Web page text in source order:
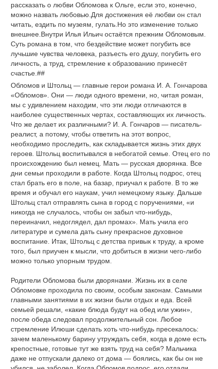
рассказать о любви Обломова к Ольге, если это, конечно,
можно назвать любовью.Для достижения её любви он стал
читать, ездить по музеям, гулать.Но это изменение только
внешнее.Внутри Илья Ильич остаётся прежним Обломовым.
Суть романа в том, что бездействие может погубить все
лучьшие чувства человека, разъесть его душу, погубить его
личность, а труд, стремление к образованию принесёт
счастье.##
Обломов и Штольц — главные герои романа И. А. Гончарова
«Обломов». Они — люди одного времени, но, читая роман,
мы с удивлением находим, что эти люди отличаются в
наиболее существенных чертах, составляющих их личность.
Что же делает их различными? И. А. Гончаров — писатель-
реалист, а потому, чтобы ответить на этот вопрос,
необходимо проследить, как складывается жизнь этих двух
героев. Штольц воспитывался в небогатой семье. Отец его по
происхождению был немец. Мать — русская дворянка. Все
дни семьи проходили в работе. Когда Штольц подрос, отец
стал брать его в поле, на базар, приучал к работе. В то же
время и обучал его наукам, учил немецкому языку. Дальше
Штольц стал отправлять сына в город с поручениями, «и
никогда не случалось, чтобы он забыл что-нибудь,
переиначил, недоглядел, дал промах». Мать учила его
литературе и сумела дать сыну прекрасное духовное
воспитание. Итак, Штольц с детства привык к труду, а кроме
того, был приучен к мысли, что добиться в жизни чего-либо
можно только упорным трудом.
Родители Обломова были дворянами. Жизнь их в селе
Обломовке проходила по своим, особым законам. Самыми
главными занятиями в их жизни были отдых и еда. Всей
семьей решали, «какие блюда будут на обед или ужин»,
после обеда следовал продолжительный сон. Любое
стремление Илюши сделать хоть что-нибудь пресекалось:
зачем маленькому барину утруждать себя, когда в доме есть
крепостные, готовые тут же взять труд на себя? Мальчика
даже не отпускали далеко от дома — боялись, как бы он не